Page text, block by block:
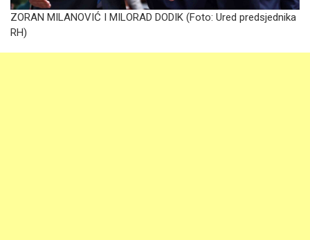
ZORAN MILANOVIĆ I MILORAD DODIK (Foto: Ured predsjednika
RH)